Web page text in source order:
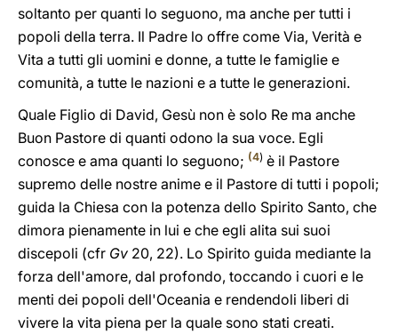
soltanto per quanti lo seguono, ma anche per tutti i
popoli della terra. Il Padre lo offre come Via, Verità e
Vita a tutti gli uomini e donne, a tutte le famiglie e
comunità, a tutte le nazioni e a tutte le generazioni.
Quale Figlio di David, Gesù non è solo Re ma anche
Buon Pastore di quanti odono la sua voce. Egli
conosce e ama quanti lo seguono; (4) è il Pastore
supremo delle nostre anime e il Pastore di tutti i popoli;
guida la Chiesa con la potenza dello Spirito Santo, che
dimora pienamente in lui e che egli alita sui suoi
discepoli (cfr Gv 20, 22). Lo Spirito guida mediante la
forza dell'amore, dal profondo, toccando i cuori e le
menti dei popoli dell'Oceania e rendendoli liberi di
vivere la vita piena per la quale sono stati creati.